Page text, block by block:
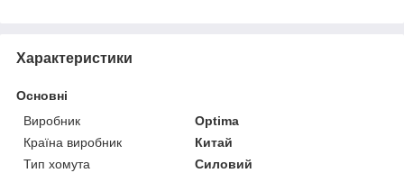
Характеристики
Основні
Виробник
Optima
Країна виробник
Китай
Тип хомута
Силовий